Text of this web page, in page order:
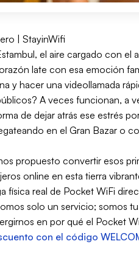
| StayinWifi
el aire cargado con el
late con esa emoción
hacer una videollamada
A veces funcionan, a
de dejar atrás ese estrés
en el Gran Bazar o
propuesto convertir esos
online en esta tierra
real de Pocket WiFi
solo un servicio; somos
en por qué el Pocket
con el código